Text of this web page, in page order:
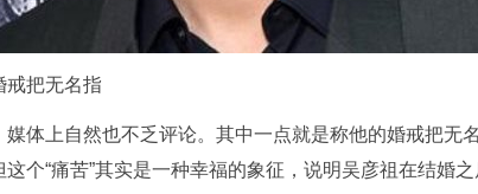
戒把无名指
媒体上自然也不乏评论。其中一点就是称他的婚戒把无
个“痛苦”其实是一种幸福的象征，说明吴彦祖在结婚